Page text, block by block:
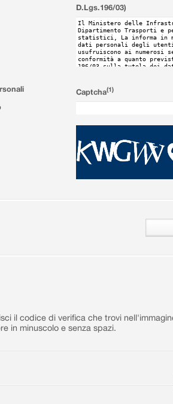
D.Lgs.196/03)
Captcha(1)
il codice di verifica che trovi
in minuscolo e senza spazi.